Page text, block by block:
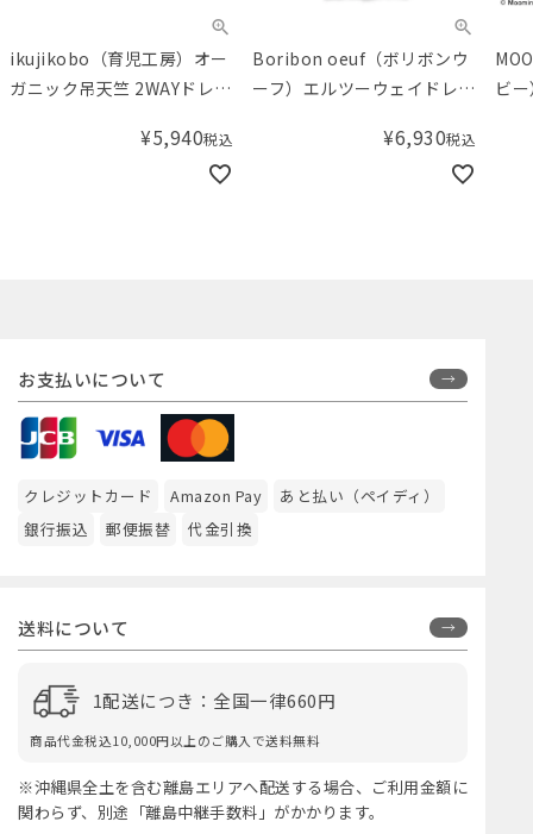
ikujikobo（育児工房）オー
ガニック吊天竺 2WAYドレス
¥5,940税込
Boribon oeuf（ボリボンウ
ーフ）エルツーウェイドレ
¥6,930税込
ビ
お支払いについて
クレジットカード Amazon Pay
あと払い（ペイディ）
銀行振込
郵便振替 代金引換
送料について
1配送につき：全国一律660円
商品代金税込10,000円以上のご購入で送料無料
※沖縄県全土を含む離島エリアへ配送する場合、ご利用金額に
関わらず、別途「離島中継手数料」がかかります。